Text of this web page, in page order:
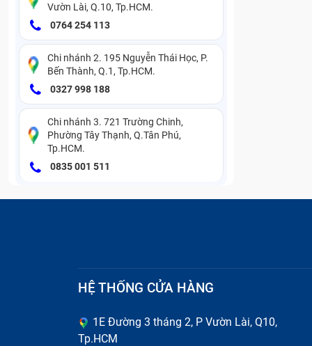
Từ khóa tìm kiếm:
thu mua điện thoại BlackBerry 5810 giá
thu mua điện thoại Blackberry 6710 giá
thu mua điện thoại BlackBerry 6230 giá
thu mua điện thoại BlackBerry 7130 giá
thu mua điện thoại BlackBerry 8700 giá
thu mua điện thoại BlackBerry 7290 giá
thu mua điện thoại BlackBerry 5790 giá
thu mua điện thoại BlackBerry 6210 giá
Vườn Lài, Q.10, Tp.HCM.
0764 254 113
Chi nhánh 2. 195 Nguyễn Thái Học, P.
Bến Thành, Q.1, Tp.HCM.
0327 998 188
Chi nhánh 3. 721 Trường Chinh,
Phường Tây Thạnh, Q.Tân Phú,
Tp.HCM.
0835 001 511
HỆ THỐNG CỬA HÀNG
1E Đường 3 tháng 2, P Vườn Lài, Q10,
Tp.HCM